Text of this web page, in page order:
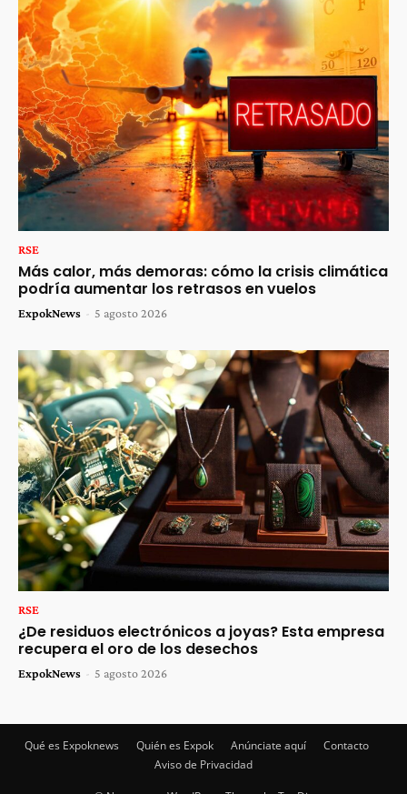
RSE
Más calor, más demoras: cómo la crisis climática
podría aumentar los retrasos en vuelos
ExpokNews - 5 agosto 2026
RSE
¿De residuos electrónicos a joyas? Esta empresa
recupera el oro de los desechos
ExpokNews - 5 agosto 2026
Qué es Expoknews Quién es Expok Anúnciate aquí
Contacto
Aviso de Privacidad